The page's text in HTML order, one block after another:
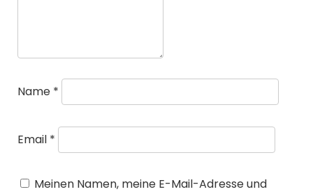
Name *
Email *
Meinen Namen, meine E-Mail-Adresse und